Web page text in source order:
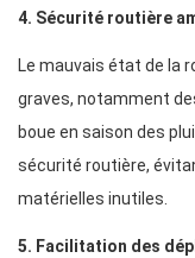
4. Sécurité routière
Le mauvais état de la
graves, notamment
boue en saison des
sécurité routière,
matérielles inutiles.
5. Facilitation des